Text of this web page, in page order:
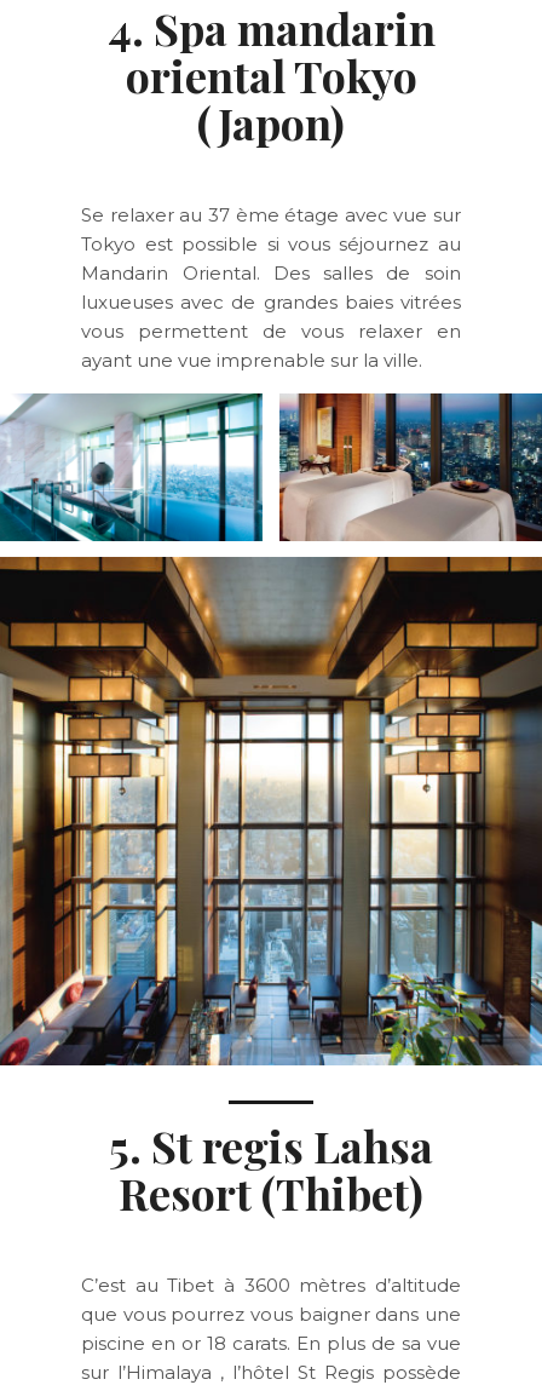
4. Spa mandarin
oriental Tokyo
(Japon)
Se relaxer au 37 ème étage avec vue sur
Tokyo est possible si vous séjournez au
Mandarin Oriental. Des salles de soin
luxueuses avec de grandes baies vitrées
vous permettent de vous relaxer en
ayant une vue imprenable sur la ville.
5. St regis Lahsa
Resort (Thibet)
C’est au Tibet à 3600 mètres d’altitude
que vous pourrez vous baigner dans une
piscine en or 18 carats. En plus de sa vue
sur l’Himalaya , l’hôtel St Regis possède